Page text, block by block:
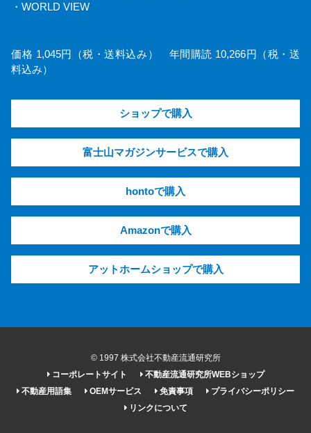
・WORLD VIEW
価格 1,045円（税・送料込み） 年間購読 10,266円（税・送
料込み）
ショップで購入
富士山マガジンサービスで購入
hontoで購入
Amazonで購入
アットホームショップで購入
© 1997 株式会社不動産流通研究所
コーポレートサイト
不動産流通研究所WEBショップ
不動産用語集
OEMサービス 免責事項
プライバシーポリシー
リンクについて